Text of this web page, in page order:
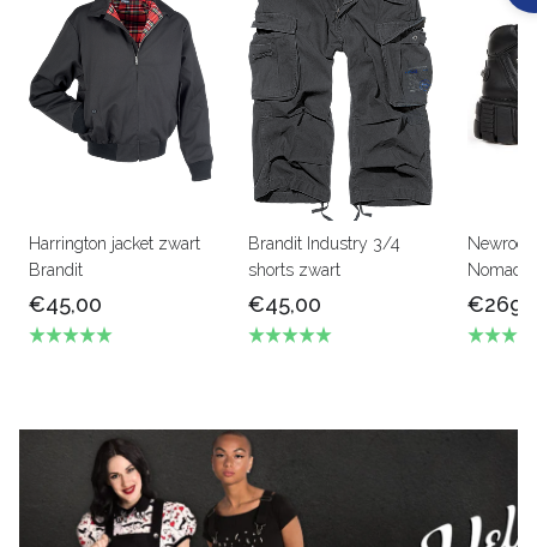
Harrington jacket zwart
Brandit
€45,00
Brandit Industry 3/4
shorts zwart
€45,00
Nomado